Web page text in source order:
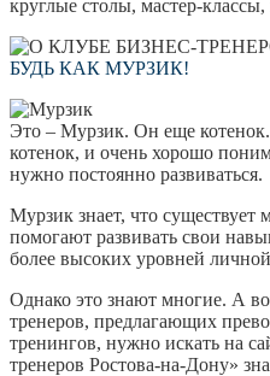
круглые столы, мастер-
БУДЬ КАК МУРЗИК!
Это – Мурзик. Он еще
котенок, и очень хорошо
нужно постоянно развиваться.
Мурзик знает, что
помогают развивать свои
более высоких уровней
Однако это знают многие. А
тренеров, предлагающих
тренингов, нужно искать на
тренеров Ростова-на-Дону»